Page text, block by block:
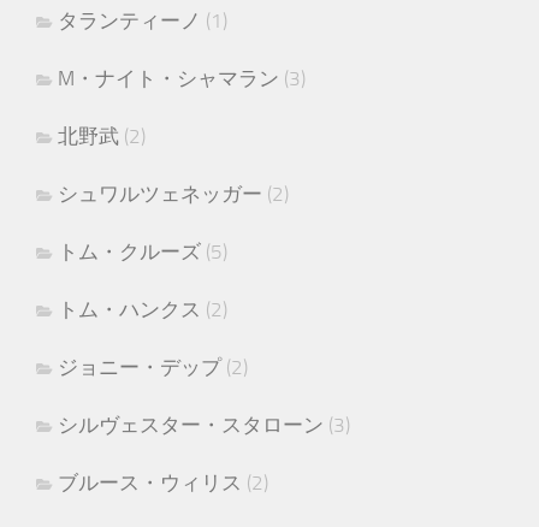
タランティーノ (1)
M・ナイト・シャマラン (3)
北野武 (2)
シュワルツェネッガー (2)
トム・クルーズ (5)
トム・ハンクス (2)
ジョニー・デップ(2)
シルヴェスター・スタローン (3)
ブルース・ウィリス (2)